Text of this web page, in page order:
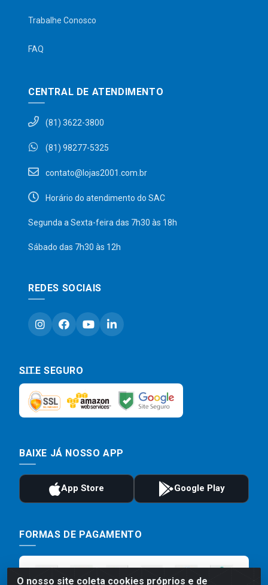
O nosso site coleta cookies próprios e de
Trabalhe Conosco
FAQ
CENTRAL DE ATENDIMENTO
(81) 3622-3800
(81) 98277-5325
contato@lojas2001.com.br
Horário do atendimento do SAC
Segunda a Sexta-feira das 7h30 às 18h
Sábado das 7h30 às 12h
REDES SOCIAIS
SITE SEGURO
BAIXE JÁ NOSSO APP
FORMAS DE PAGAMENTO